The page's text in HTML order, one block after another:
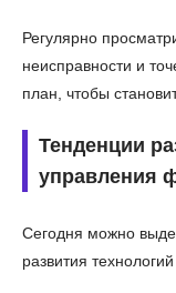
Регулярно
неисправности и
план, чтобы
Тенденции
управления
Сегодня можно
развития